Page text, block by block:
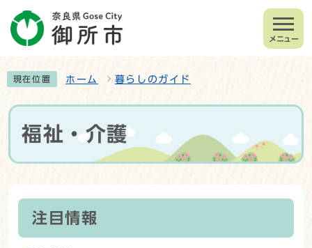
メニュー
現在位置 ホーム 暮らしのガイド
福祉・介護
注目情報